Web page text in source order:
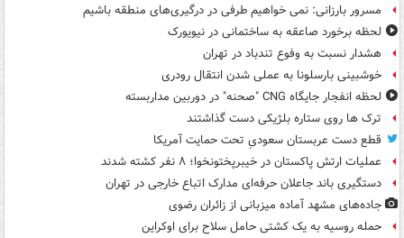
مسرور بارزانی: نمی خواهیم طرفی در درگیری‌های منطقه باشیم
لحظه برخورد صاعقه به ساختمانی در نیویورک
هشدار نسبت به وفوع تندباد در تهران
خوشبینی بارسلونا به عملی شدن انتقال رودری
لحظه انفجار جایگاه CNG "صحنه" در دوربین مداربسته
ترک ها روی ستاره بلژیکی دست گذاشتند
قطع دست عربستان سعودیِ تحت حمایت آمریکا
عملیات ارتش پاکستان در خیبرپختونخوا؛ ۸ نفر کشته شدند
دستگیری باند جاعلان حرفه‌ای مدارک اتباع خارجی در تهران
جاده‌های مشهد آماده میزبانی از زائران رضوی
حمله روسیه به یک کشتی حامل سلاح برای اوکراین